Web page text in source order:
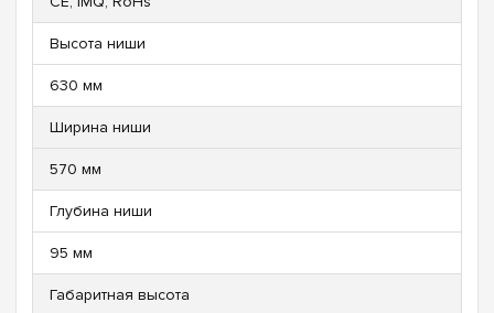
Высота ниши
630 мм
Ширина ниши
570 мм
Глубина ниши
95 мм
Габаритная высота